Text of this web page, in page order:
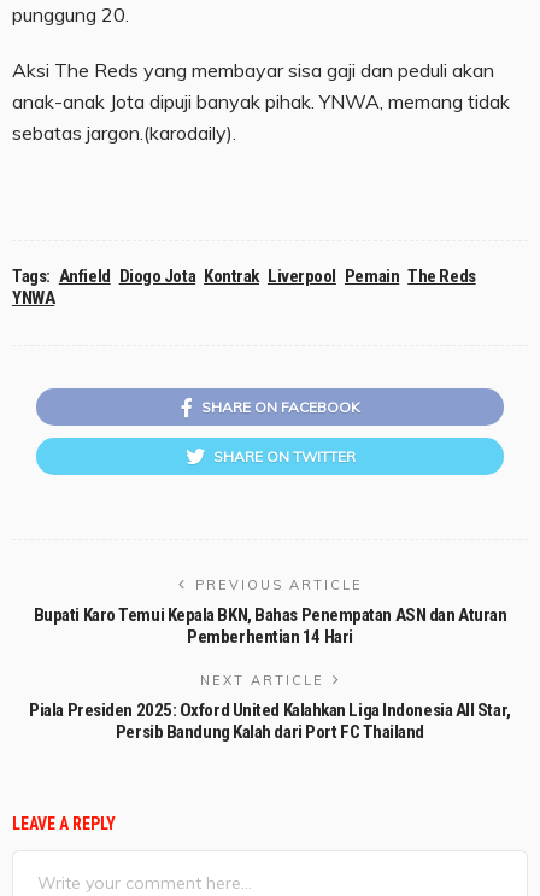
punggung 20.
Aksi The Reds yang membayar sisa gaji dan peduli akan
anak-anak Jota dipuji banyak pihak. YNWA, memang tidak
sebatas jargon.(karodaily).
Tags: Anfield Diogo Jota Kontrak Liverpool Pemain The Reds
YNWA
SHARE ON FACEBOOK
SHARE ON TWITTER
PREVIOUS ARTICLE
Bupati Karo Temui Kepala BKN, Bahas Penempatan ASN dan Aturan
Pemberhentian 14 Hari
NEXT ARTICLE
Piala Presiden 2025: Oxford United Kalahkan Liga Indonesia All Star,
Persib Bandung Kalah dari Port FC Thailand
LEAVE A REPLY